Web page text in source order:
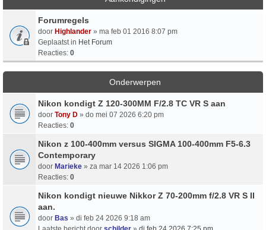
Forumregels
door Highlander » ma feb 01 2016 8:07 pm
Geplaatst in Het Forum
Reacties: 0
Onderwerpen
Nikon kondigt Z 120-300MM F/2.8 TC VR S aan
door Tony D » do mei 07 2026 6:20 pm
Reacties: 0
Nikon z 100-400mm versus SIGMA 100-400mm F5-6.3
Contemporary
door Marieke » za mar 14 2026 1:06 pm
Reacties: 0
Nikon kondigt nieuwe Nikkor Z 70-200mm f/2.8 VR S II
aan.
door Bas » di feb 24 2026 9:18 am